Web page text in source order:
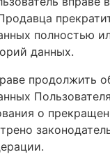
полностью
данных.
продолжить
о